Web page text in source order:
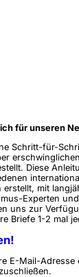
für unseren
Schritt-für-
Diese
erstellt, mit
Experten
uns zur
Briefe 1-2 mal
E-Mail-